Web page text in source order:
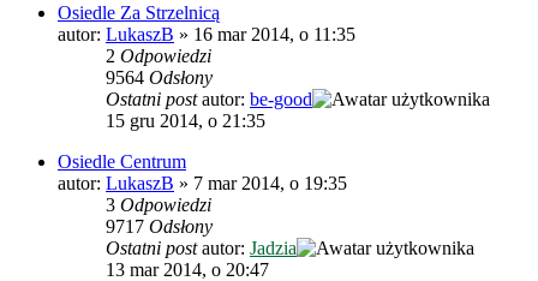
Osiedle Za Strzelnicą
autor: LukaszB » 16 mar 2014, o 11:35
2 Odpowiedzi
9564 Odsłony
Ostatni postautor: be-good
15 gru 2014, o 21:35
Osiedle Centrum
autor: LukaszB » 7 mar 2014, o 19:35
3 Odpowiedzi
9717 Odsłony
Ostatni postautor: Jadzia
13 mar 2014, o 20:47